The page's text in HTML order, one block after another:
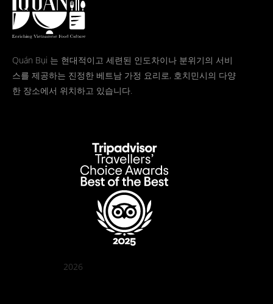
Quán Bụi 는 현대적이고 세련된 인도차이나 분위기의 서비
스를 제공하는 진정한 베트남 가정 요리로, 호치민시의 다양
한 장소에서 위치하고 있습니다.
2026